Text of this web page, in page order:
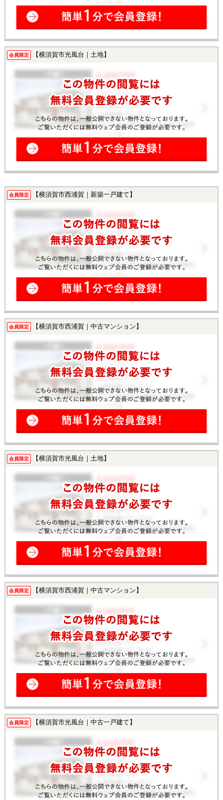
会員限定 【横須賀市光風台｜土地】
会員限定 【横須賀市西浦賀｜新築一戸建て】
会員限定 【横須賀市西浦賀｜中古マンション】
会員限定 【横須賀市光風台｜土地】
会員限定 【横須賀市西浦賀｜中古マンション】
会員限定 【横須賀市光風台｜中古一戸建て】